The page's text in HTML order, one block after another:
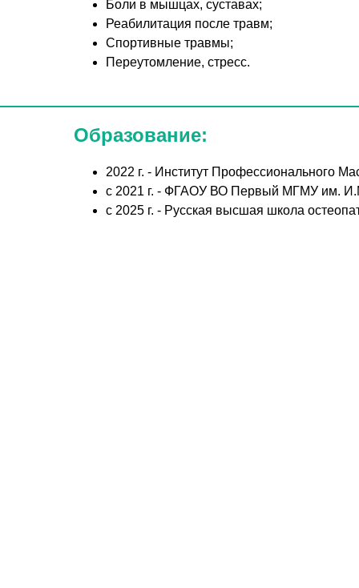
Боли в мышцах, суставах;
Реабилитация после травм;
Спортивные травмы;
Переутомление, стресс.
Образование:
2022 г. - Институт Профессионального
с 2021 г. - ФГАОУ ВО Первый МГМУ им.
с 2025 г. - Русская высшая школа